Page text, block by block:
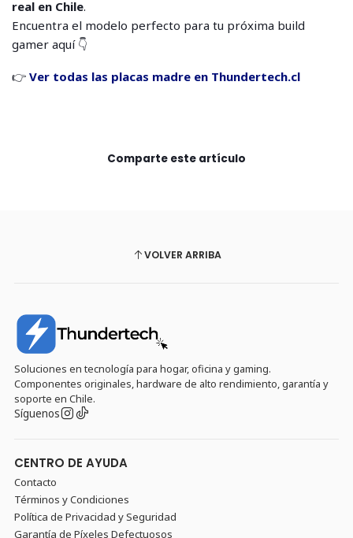
real en Chile.
Encuentra el modelo perfecto para tu próxima build
gamer aquí 👇
👉Ver todas las placas madre en Thundertech.cl
Comparte este artículo
VOLVER ARRIBA
Soluciones en tecnología para hogar, oficina y gaming.
Componentes originales, hardware de alto rendimiento, garantía y
soporte en Chile.
Síguenos
CENTRO DE AYUDA
Contacto
Términos y Condiciones
Política de Privacidad y Seguridad
Garantía de Píxeles Defectuosos